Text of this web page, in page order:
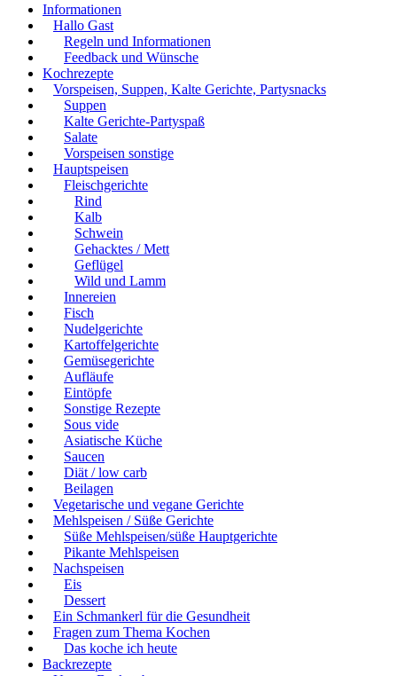
Informationen
Hallo Gast
Regeln und Informationen
Feedback und Wünsche
Kochrezepte
Vorspeisen, Suppen, Kalte Gerichte, Partysnacks
Suppen
Kalte Gerichte-Partyspaß
Salate
Vorspeisen sonstige
Hauptspeisen
Fleischgerichte
Rind
Kalb
Schwein
Gehacktes / Mett
Geflügel
Wild und Lamm
Innereien
Fisch
Nudelgerichte
Kartoffelgerichte
Gemüsegerichte
Aufläufe
Eintöpfe
Sonstige Rezepte
Sous vide
Asiatische Küche
Saucen
Diät / low carb
Beilagen
Vegetarische und vegane Gerichte
Mehlspeisen / Süße Gerichte
Süße Mehlspeisen/süße Hauptgerichte
Pikante Mehlspeisen
Nachspeisen
Eis
Dessert
Ein Schmankerl für die Gesundheit
Fragen zum Thema Kochen
Das koche ich heute
Backrezepte